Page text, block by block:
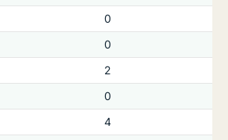
0
0
2
0
4